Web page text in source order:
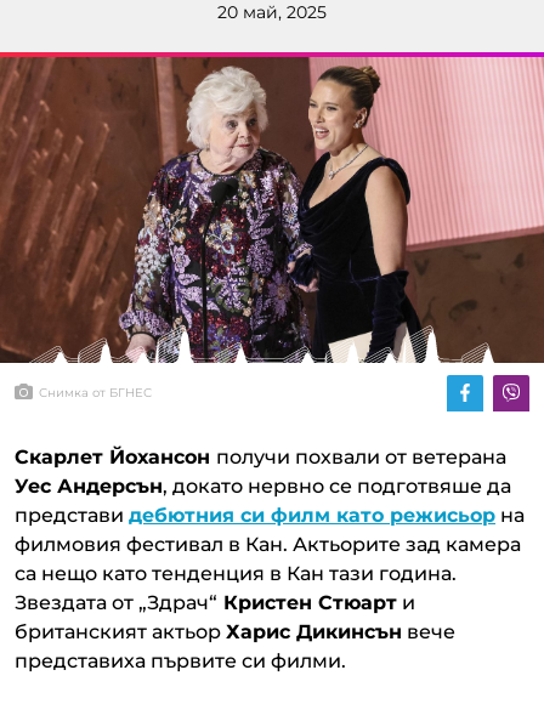
20 май, 2025
Снимка от БГНЕС
Скарлет Йохансон получи похвали от ветерана
Уес Андерсън, докато нервно се подготвяше да
представи дебютния си филм като режисьор на
филмовия фестивал в Кан. Актьорите зад камера
са нещо като тенденция в Кан тази година.
Звездата от „Здрач“ Кристен Стюарт и
британският актьор Харис Дикинсън вече
представиха първите си филми.